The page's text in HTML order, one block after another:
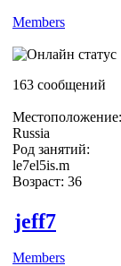
Members
163 сообщений
Местоположение:
Russia
Род занятий:
le7el5is.m
Возраст: 36
jeff7
Members